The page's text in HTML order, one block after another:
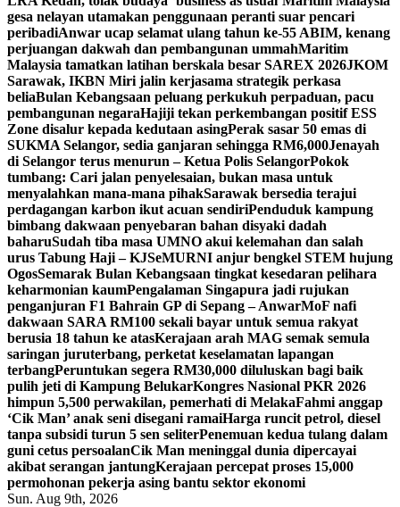
gesa nelayan utamakan penggunaan peranti suar pencari
peribadiAnwar ucap selamat ulang tahun ke-55 ABIM, kenang
perjuangan dakwah dan pembangunan ummahMaritim
Malaysia tamatkan latihan berskala besar SAREX 2026JKOM
Sarawak, IKBN Miri jalin kerjasama strategik perkasa
beliaBulan Kebangsaan peluang perkukuh perpaduan, pacu
pembangunan negaraHajiji tekan perkembangan positif ESS
Zone disalur kepada kedutaan asingPerak sasar 50 emas di
SUKMA Selangor, sedia ganjaran sehingga RM6,000Jenayah
di Selangor terus menurun – Ketua Polis SelangorPokok
tumbang: Cari jalan penyelesaian, bukan masa untuk
menyalahkan mana-mana pihakSarawak bersedia terajui
perdagangan karbon ikut acuan sendiriPenduduk kampung
bimbang dakwaan penyebaran bahan disyaki dadah
baharuSudah tiba masa UMNO akui kelemahan dan salah
urus Tabung Haji – KJSeMURNI anjur bengkel STEM hujung
OgosSemarak Bulan Kebangsaan tingkat kesedaran pelihara
keharmonian kaumPengalaman Singapura jadi rujukan
penganjuran F1 Bahrain GP di Sepang – AnwarMoF nafi
dakwaan SARA RM100 sekali bayar untuk semua rakyat
berusia 18 tahun ke atasKerajaan arah MAG semak semula
saringan juruterbang, perketat keselamatan lapangan
terbangPeruntukan segera RM30,000 diluluskan bagi baik
pulih jeti di Kampung BelukarKongres Nasional PKR 2026
himpun 5,500 perwakilan, pemerhati di MelakaFahmi anggap
‘Cik Man’ anak seni disegani ramaiHarga runcit petrol, diesel
tanpa subsidi turun 5 sen seliterPenemuan kedua tulang dalam
guni cetus persoalanCik Man meninggal dunia dipercayai
akibat serangan jantungKerajaan percepat proses 15,000
permohonan pekerja asing bantu sektor ekonomi
Sun. Aug 9th, 2026